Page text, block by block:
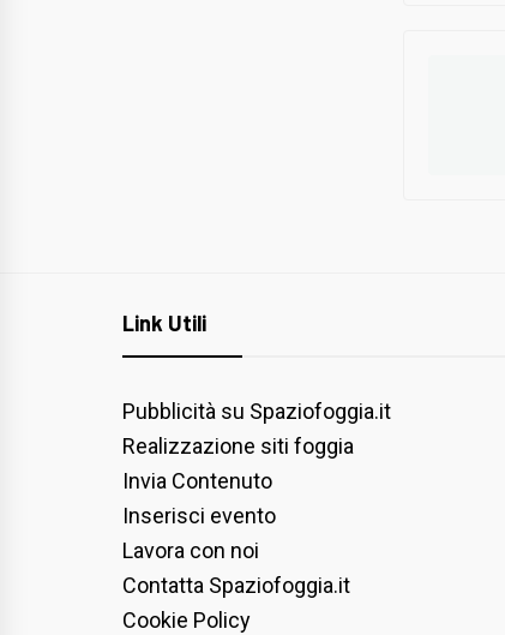
Link Utili
Pubblicità su Spaziofoggia.it
Realizzazione siti foggia
Invia Contenuto
Inserisci evento
Lavora con noi
Contatta Spaziofoggia.it
Cookie Policy